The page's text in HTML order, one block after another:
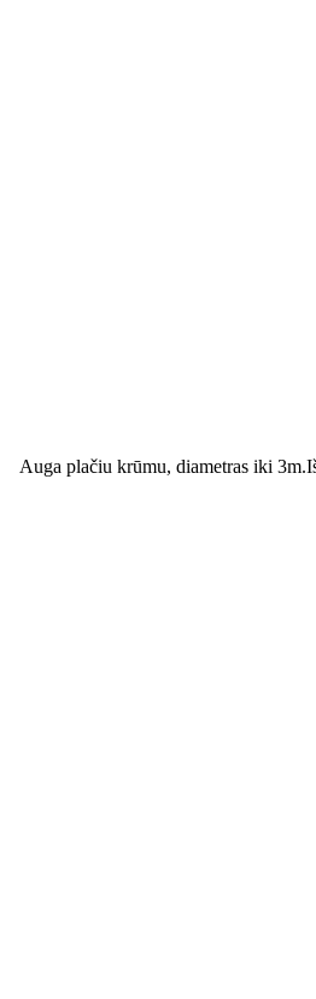
Auga plačiu krūmu, diametras iki